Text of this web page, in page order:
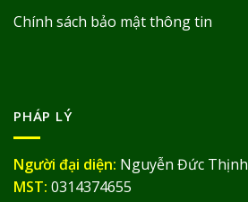
Chính sách bảo mật thông tin
PHÁP LÝ
Người đại diện: Nguyễn Đức Thịnh
MST: 0314374655